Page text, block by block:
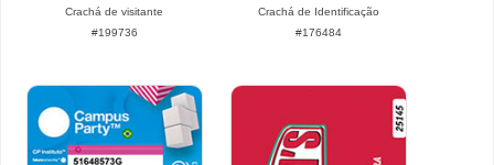
Crachá de visitante
#199736
Crachá de Identificação
#176484